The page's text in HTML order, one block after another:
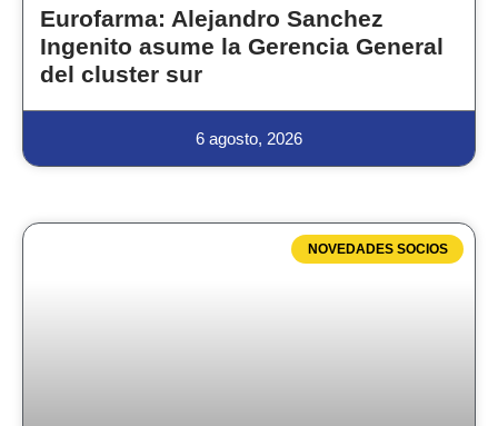
Eurofarma: Alejandro Sanchez
Ingenito asume la Gerencia General
del cluster sur
6 agosto, 2026
NOVEDADES SOCIOS